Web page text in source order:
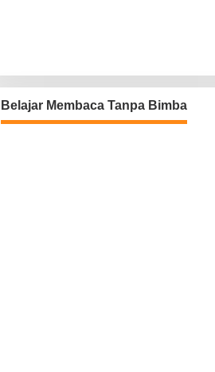
Belajar Membaca Tanpa Bimba